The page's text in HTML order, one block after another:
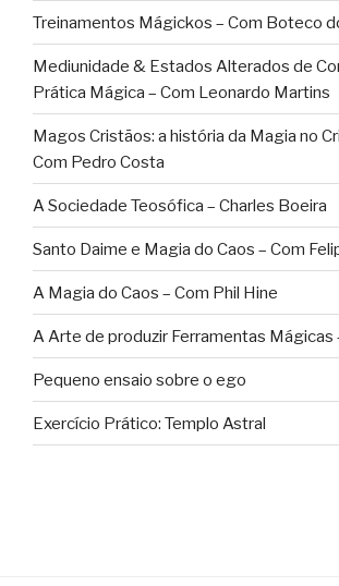
Treinamentos Mágickos – Com Boteco
Mediunidade & Estados Alterados de
Prática Mágica – Com Leonardo Martins
Magos Cristãos: a história da Magia no
Com Pedro Costa
A Sociedade Teosófica – Charles Boeira
Santo Daime e Magia do Caos – Com
A Magia do Caos – Com Phil Hine
A Arte de produzir Ferramentas Mágicas
Pequeno ensaio sobre o ego
Exercício Prático: Templo Astral